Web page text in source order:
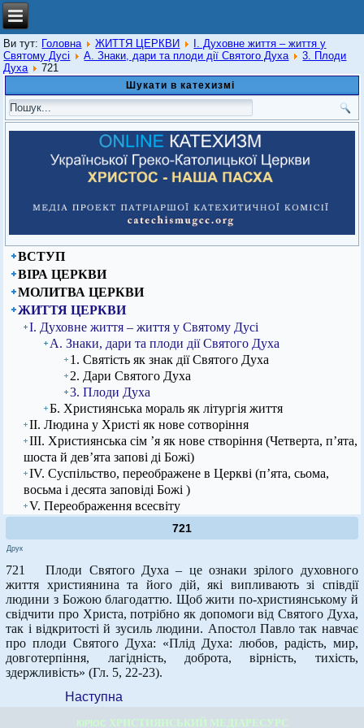
Ви тут: Головна ЖИТТЯ ЦЕРКВИ
І. Духовне життя – життя у
Святому Дусі
А. Знаки, дари та плоди дії Святого Духа
3. Плоди
Духа
721
Шукати в катехизмі
ВСТУП
ВІРА ЦЕРКВИ
МОЛИТВА ЦЕРКВИ
ЖИТТЯ ЦЕРКВИ
І. Духовне життя – життя у Святому Дусі
А. Знаки, дари та плоди дії Святого Духа
1. Святість як знак дії Святого Духа
2. Дари Святого Духа
3. Плоди Духа
Б. Християнська мораль як літургія життя
ІІ. Людина у Христі як нове сотворіння
ІІІ. Християнська сім ’я як нове створіння (Четверта, п’ята,
шоста й дев’ята запові ді Божі)
IV. Суспільство, переображене в Церкві (п’ята, сьома,
восьма і десята заповіді Божі )
V. Переображення всесвіту
721
Друк
721 Плоди Святого Духа – це ознаки зрілого духовного
життя християнина та його дій, які випливають зі співдії
людини з Божою благодаттю. Щоб жити по-християнському й
свідчити про Христа, потрібно як допомоги від Святого Духа,
так і відкритості й зусиль людини. Апостол Павло так навчає
про плоди Святого Духа: «Плід Духа: любов, радість, мир,
довготерпіння, лагідність, доброта, вірність, тихість,
здержливість» (Гл. 5, 22-23).
Наступна
КІРІОС ХРИСТИЯНСЬКИЙ МЕДІАРЕСУРС